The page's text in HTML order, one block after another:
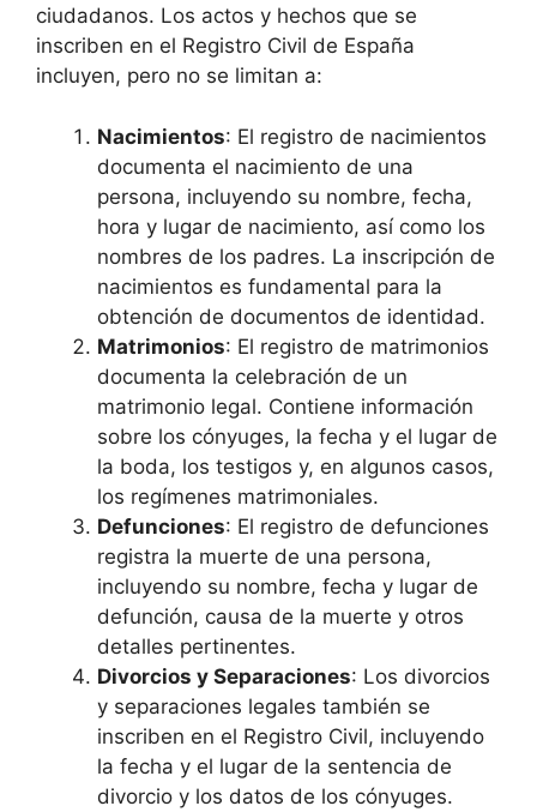
ciudadanos. Los actos y hechos que se
inscriben en el Registro Civil de España
incluyen, pero no se limitan a:
Nacimientos: El registro de nacimientos
documenta el nacimiento de una
persona, incluyendo su nombre, fecha,
hora y lugar de nacimiento, así como los
nombres de los padres. La inscripción de
nacimientos es fundamental para la
obtención de documentos de identidad.
Matrimonios: El registro de matrimonios
documenta la celebración de un
matrimonio legal. Contiene información
sobre los cónyuges, la fecha y el lugar de
la boda, los testigos y, en algunos casos,
los regímenes matrimoniales.
Defunciones: El registro de defunciones
registra la muerte de una persona,
incluyendo su nombre, fecha y lugar de
defunción, causa de la muerte y otros
detalles pertinentes.
Divorcios y Separaciones: Los divorcios
y separaciones legales también se
inscriben en el Registro Civil, incluyendo
la fecha y el lugar de la sentencia de
divorcio y los datos de los cónyuges.